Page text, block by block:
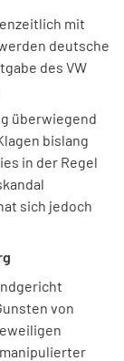
mit
deutsche
des VW
überwiegend
bislang
in der Regel
sich jedoch
von